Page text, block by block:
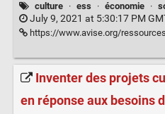
culture · ess · économie ·
July 9, 2021 at 5:30:17 PM
https://www.avise.org/
Inventer des projets
en réponse aux besoins